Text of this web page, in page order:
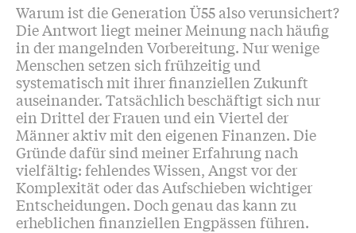
Warum ist die Generation Ü55 also verunsichert?
Die Antwort liegt meiner Meinung nach häufig
in der mangelnden Vorbereitung. Nur wenige
Menschen setzen sich frühzeitig und
systematisch mit ihrer finanziellen Zukunft
auseinander. Tatsächlich beschäftigt sich nur
ein Drittel der Frauen und ein Viertel der
Männer aktiv mit den eigenen Finanzen. Die
Gründe dafür sind meiner Erfahrung nach
vielfältig: fehlendes Wissen, Angst vor der
Komplexität oder das Aufschieben wichtiger
Entscheidungen. Doch genau das kann zu
erheblichen finanziellen Engpässen führen.